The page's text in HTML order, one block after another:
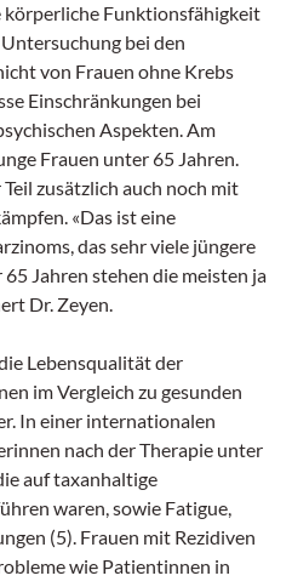
Funktionsfähigkeit
bei den
von Frauen ohne Krebs
Einschränkungen bei
Aspekten. Am
Frauen unter 65 Jahren.
zusätzlich auch noch mit
«Das ist eine
das sehr viele jüngere
Jahren stehen die meisten ja
Dr. Zeyen.
Lebensqualität der
im Vergleich zu gesunden
In einer internationalen
nach der Therapie unter
auf taxanhaltige
waren, sowie Fatigue,
(5). Frauen mit Rezidiven
wie Patientinnen in